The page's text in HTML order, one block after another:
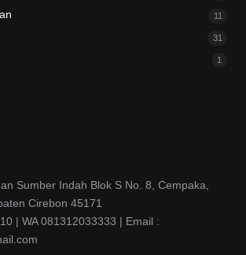
11
31
1
Sumber Indah Blok S No. 8, Cempaka,
Cirebon 45171
| WA 081312033333 | Email :